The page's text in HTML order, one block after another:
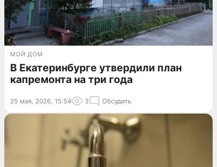
МОЙ ДОМ
В Екатеринбурге утвердили план
капремонта на три года
25 мая, 2026, 15:54 3 Обсудить